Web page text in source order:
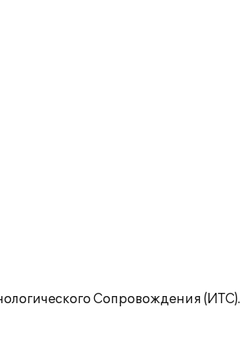
Сопровождения (ИТС).